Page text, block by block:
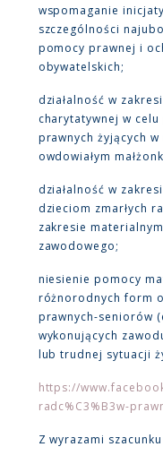
wspomaganie
szczególności
pomocy prawnej i
obywatelskich;
działalność w
charytatywnej w
prawnych żyjących
owdowiałym
działalność w
dzieciom zmarłych
zakresie
zawodowego;
niesienie pomocy
różnorodnych form
prawnych-seniorów
wykonujących
lub trudnej sytuacji
https://
radc%C3%B3w-
Z wyrazami szacunku